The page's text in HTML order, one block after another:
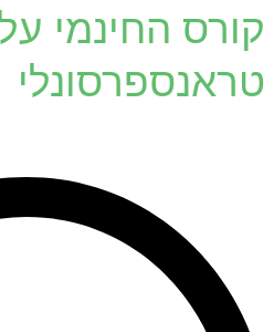
קורס החינמי על
טראנספרסונלי